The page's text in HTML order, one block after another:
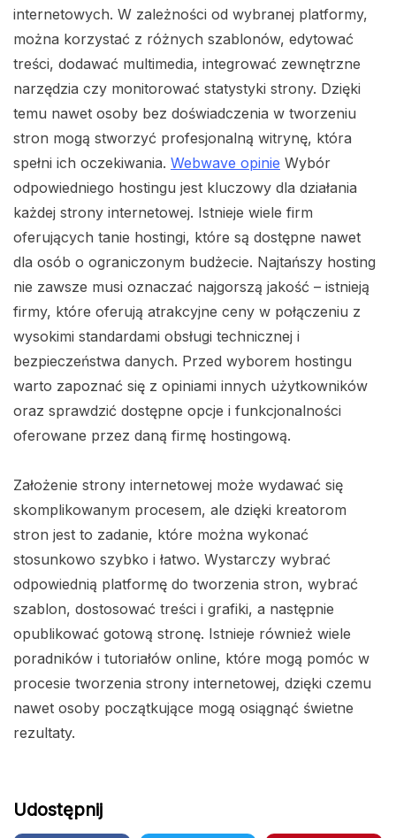
internetowych. W zależności od wybranej platformy,
można korzystać z różnych szablonów, edytować
treści, dodawać multimedia, integrować zewnętrzne
narzędzia czy monitorować statystyki strony. Dzięki
temu nawet osoby bez doświadczenia w tworzeniu
stron mogą stworzyć profesjonalną witrynę, która
spełni ich oczekiwania. Webwave opinie Wybór
odpowiedniego hostingu jest kluczowy dla działania
każdej strony internetowej. Istnieje wiele firm
oferujących tanie hostingi, które są dostępne nawet
dla osób o ograniczonym budżecie. Najtańszy hosting
nie zawsze musi oznaczać najgorszą jakość – istnieją
firmy, które oferują atrakcyjne ceny w połączeniu z
wysokimi standardami obsługi technicznej i
bezpieczeństwa danych. Przed wyborem hostingu
warto zapoznać się z opiniami innych użytkowników
oraz sprawdzić dostępne opcje i funkcjonalności
oferowane przez daną firmę hostingową.
Założenie strony internetowej może wydawać się
skomplikowanym procesem, ale dzięki kreatorom
stron jest to zadanie, które można wykonać
stosunkowo szybko i łatwo. Wystarczy wybrać
odpowiednią platformę do tworzenia stron, wybrać
szablon, dostosować treści i grafiki, a następnie
opublikować gotową stronę. Istnieje również wiele
poradników i tutoriałów online, które mogą pomóc w
procesie tworzenia strony internetowej, dzięki czemu
nawet osoby początkujące mogą osiągnąć świetne
rezultaty.
Udostępnij